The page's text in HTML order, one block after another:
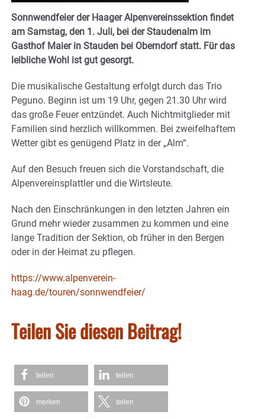
Sonnwendfeier der Haager Alpenvereinssektion findet
am Samstag, den 1. Juli, bei der Staudenalm im
Gasthof Maier in Stauden bei Oberndorf statt. Für das
leibliche Wohl ist gut gesorgt.
Die musikalische Gestaltung erfolgt durch das Trio
Peguno. Beginn ist um 19 Uhr, gegen 21.30 Uhr wird
das große Feuer entzündet. Auch Nichtmitglieder mit
Familien sind herzlich willkommen. Bei zweifelhaftem
Wetter gibt es genügend Platz in der „Alm“.
Auf den Besuch freuen sich die Vorstandschaft, die
Alpenvereinsplattler und die Wirtsleute.
Nach den Einschränkungen in den letzten Jahren ein
Grund mehr wieder zusammen zu kommen und eine
lange Tradition der Sektion, ob früher in den Bergen
oder in der Heimat zu pflegen.
https://www.alpenverein-
haag.de/touren/sonnwendfeier/
Teilen Sie diesen Beitrag!
teilen teilen
merken teilen